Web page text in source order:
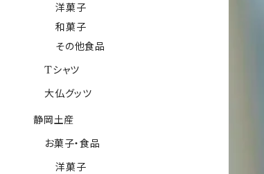
洋菓子
和菓子
その他食品
Tシャツ
大仏グッツ
静岡土産
お菓子・食品
洋菓子